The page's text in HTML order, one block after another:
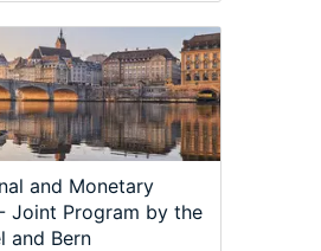
and Monetary
Joint Program by the
and Bern